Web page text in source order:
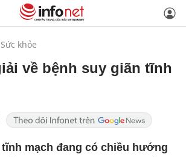
Sức khỏe
về bệnh suy giãn tĩnh
mạch đang có chiều hướng